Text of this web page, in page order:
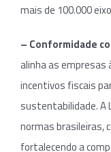
mais de 100.000
– Conformidade
alinha as empresas
incentivos fiscais
sustentabilidade. A
normas brasileiras,
fortalecendo a